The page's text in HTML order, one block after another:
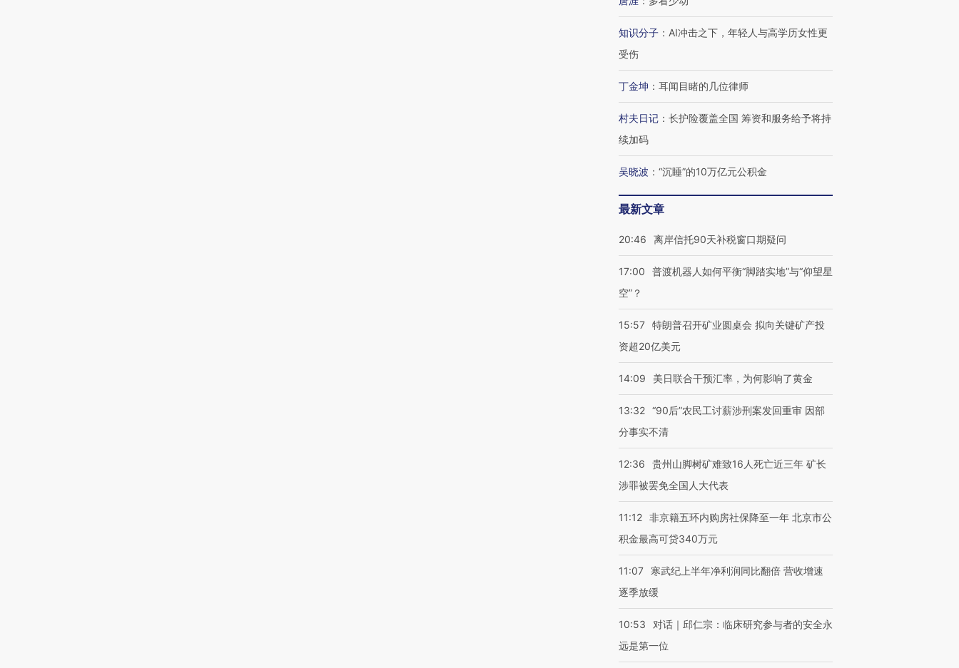
知识分子 ： AI冲击之下，年轻人与高学历女性更
受伤
丁金坤 ： 耳闻目睹的几位律师
村夫日记 ： 长护险覆盖全国 筹资和服务给予将持
续加码
吴晓波 ： “沉睡”的10万亿元公积金
最新文章
20:46 离岸信托90天补税窗口期疑问
17:00
普渡机器人如何平衡“脚踏实地”与“仰望星
空”？
15:57 特朗普召开矿业圆桌会 拟向关键矿产投
资超20亿美元
14:09 美日联合干预汇率，为何影响了黄金
13:32 “90后”农民工讨薪涉刑案发回重审 因部
分事实不清
12:36
贵州山脚树矿难致16人死亡近三年 矿长
涉罪被罢免全国人大代表
11:12 非京籍五环内购房社保降至一年 北京市公
积金最高可贷340万元
11:07
寒武纪上半年净利润同比翻倍 营收增速
逐季放缓
10:53
对话｜邱仁宗：临床研究参与者的安全永
远是第一位